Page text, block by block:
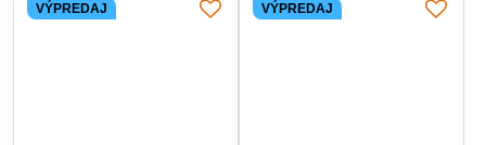
VÝPREDAJ VÝPREDAJ